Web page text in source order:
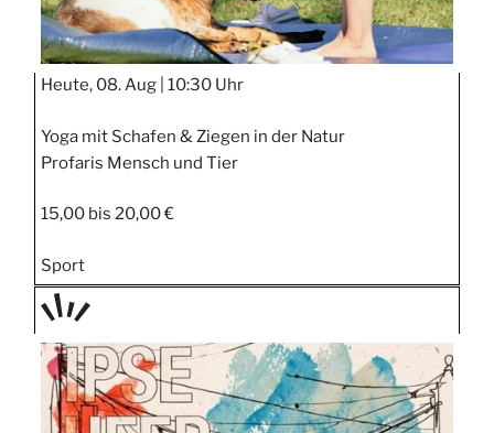
Heute, 08. Aug | 10:30 Uhr
Yoga mit Schafen & Ziegen in der Natur
Profaris Mensch und Tier
15,00 bis 20,00 €
Sport
TAGE
STIPP